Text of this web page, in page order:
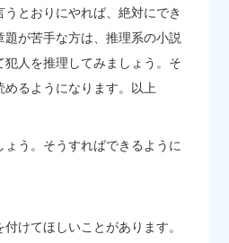
とおりにやれば、絶対にでき
題が苦手な方は、推理系の小説
犯人を推理してみましょう。そ
めるようになります。以上
ょう。そうすればできるように
けてほしいことがあります。